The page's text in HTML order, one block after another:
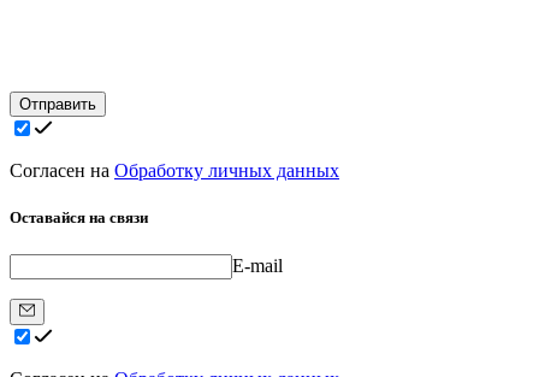
Отправить
Согласен на Обработку личных данных
Оставайся на связи
E-mail